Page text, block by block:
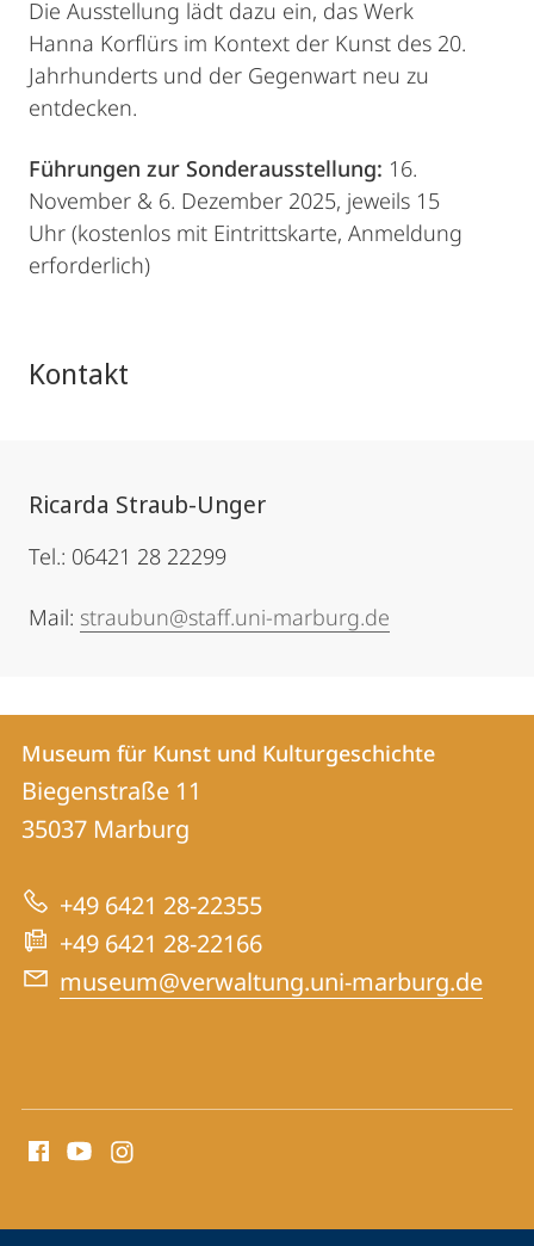
Die Ausstellung lädt dazu ein, das Werk
Hanna Korflürs im Kontext der Kunst des 20.
Jahrhunderts und der Gegenwart neu zu
entdecken.
Führungen zur Sonderausstellung: 16.
November & 6. Dezember 2025, jeweils 15
Uhr (kostenlos mit Eintrittskarte, Anmeldung
erforderlich)
Kontakt
Ricarda Straub-Unger
Tel.: 06421 28 22299
Mail: straubun@staff.uni-marburg.de
Kontakt
und
Informationen
zur
Website
Kontaktinformationen
Museum
für
und
Kulturgeschichte
Museum für Kunst und Kulturgeschichte
Biegenstraße 11
35037 Marburg
+49 6421 28-22355
+49 6421 28-22166
museum@verwaltung.uni-marburg.de
Media